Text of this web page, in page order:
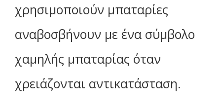
χρησιμοποιούν μπαταρίες
αναβοσβήνουν με ένα σύμβολο
χαμηλής μπαταρίας όταν
χρειάζονται αντικατάσταση.